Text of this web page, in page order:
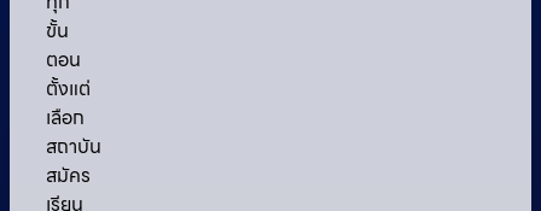
ขั้น
ตอน
ตั้งแต่
เลือก
สถาบัน
สมัคร
เรียน